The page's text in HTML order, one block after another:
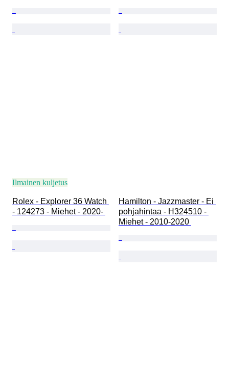
Ilmainen kuljetus
Rolex - Explorer 36 Watch
- 124273 - Miehet - 2020-
Hamilton - Jazzmaster - Ei
pohjahintaa - H324510 -
Miehet - 2010-2020